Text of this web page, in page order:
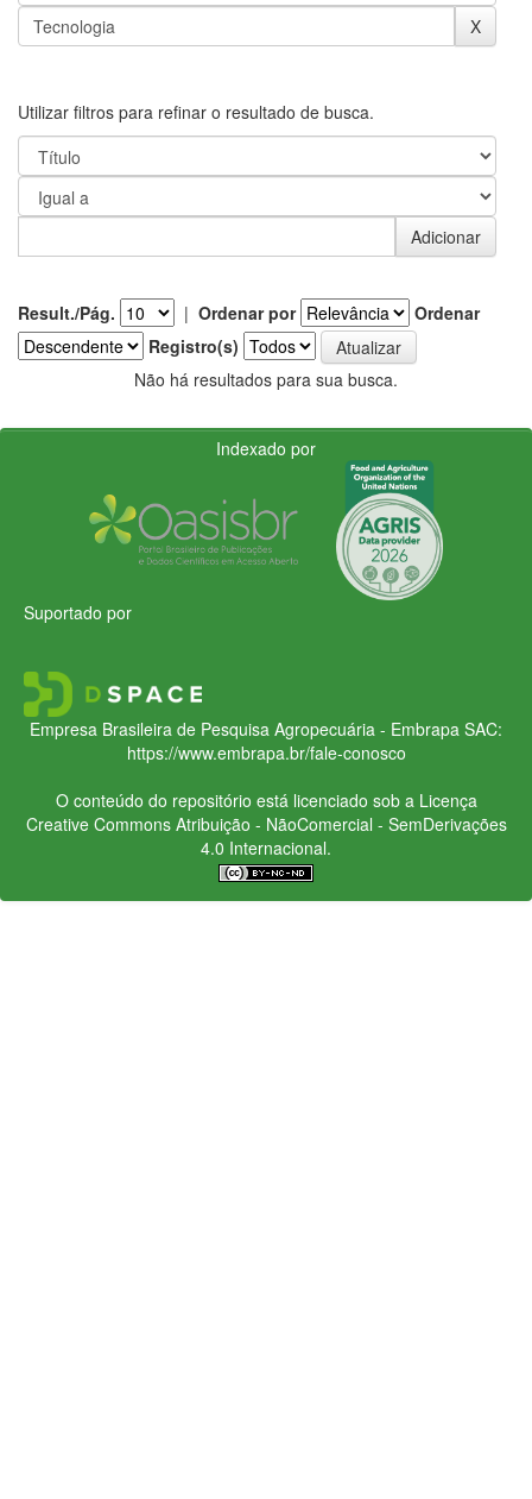
Utilizar filtros para refinar o resultado de busca.
Result./Pág. | Ordenar por
Ordenar
Registro(s)
Não há resultados para sua busca.
Indexado por
Suportado por
Empresa Brasileira de Pesquisa Agropecuária - Embrapa SAC:
https://www.embrapa.br/fale-conosco
O conteúdo do repositório está licenciado sob a Licença
Creative CommonsAtribuição - NãoComercial - SemDerivações
4.0 Internacional.